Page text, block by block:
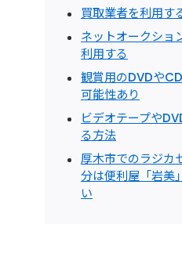
買取業者を利用す
ネットオークショ
利用する
観賞用のDVDや
可能性あり
ビデオテープや
る方法
厚木市でのラジカ
分は便利屋「岩美
い